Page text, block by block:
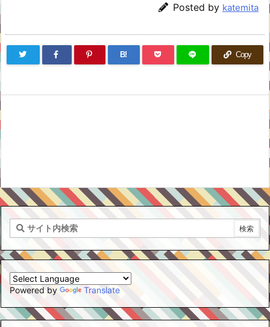
Posted by katemita
B! Copy
Powered by Translate